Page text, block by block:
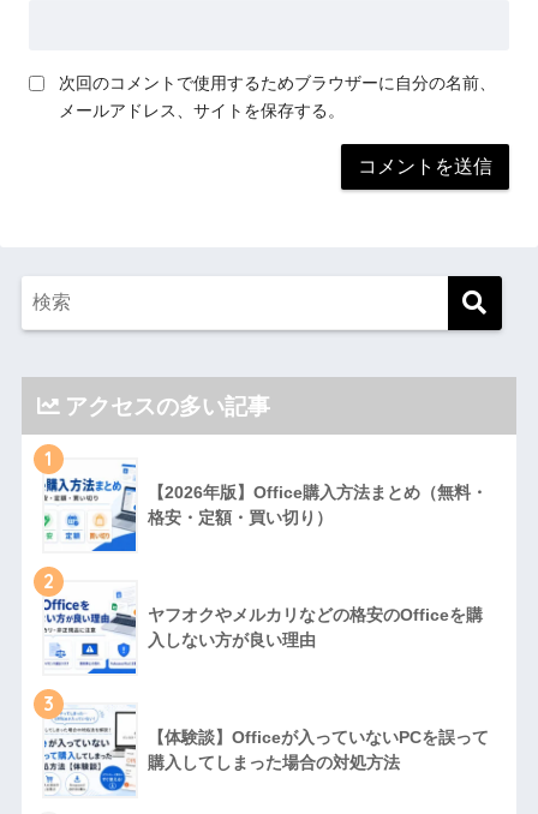
次回のコメントで使用するためブラウザーに自分の名前、
メールアドレス、サイトを保存する。
アクセスの多い記事
1
【2026年版】Office購入方法まとめ（無料・
格安・定額・買い切り）
2
ヤフオクやメルカリなどの格安のOfficeを購
入しない方が良い理由
3
【体験談】Officeが入っていないPCを誤って
購入してしまった場合の対処方法